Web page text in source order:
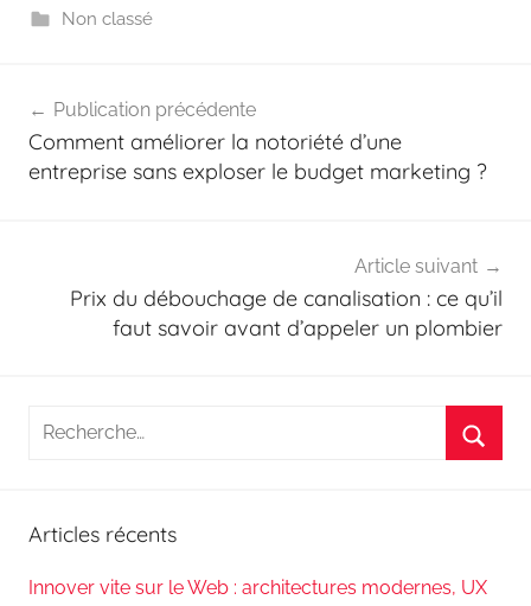
Non classé
de
l’article
Publication précédente
Comment améliorer la notoriété d’une
entreprise sans exploser le budget marketing ?
Article suivant
Prix du débouchage de canalisation : ce qu’il
faut savoir avant d’appeler un plombier
Recherche
Articles récents
Innover vite sur le Web : architectures modernes, UX